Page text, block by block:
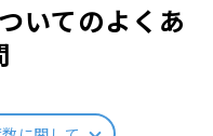
いてのよくあ